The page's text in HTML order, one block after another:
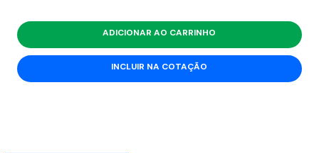
ADICIONAR AO CARRINHO
INCLUIR NA COTAÇÃO